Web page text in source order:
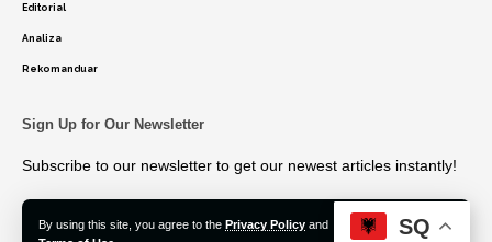
By using this site, you agree to the Privacy Policy and
Accept
Editorial
Analiza
Rekomanduar
Sign Up for Our Newsletter
Subscribe to our newsletter to get our newest articles instantly!
SQ